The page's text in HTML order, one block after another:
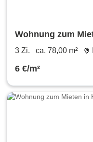
Wohnung zum
3 Zi. ca. 78,00 m²
6 €/m²